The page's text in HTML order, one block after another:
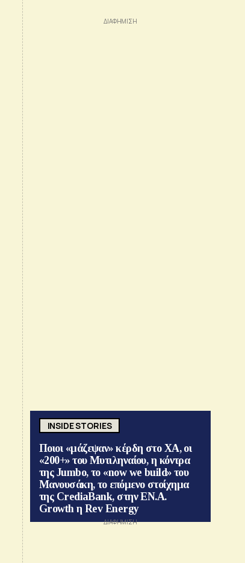
INSIDE STORIES
Ποιοι «μάζεψαν» κέρδη στο ΧΑ, οι
«200+» του Μυτιληναίου, η κόντρα
της Jumbo, το «now we build» του
Μανουσάκη, το επόμενο στοίχημα
της CrediaBank, στην ΕΝ.Α.
Growth η Rev Energy